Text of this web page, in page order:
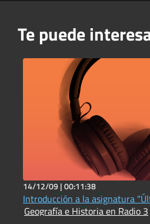
Te puede
14/12/09 |00:11:38
Introducción a la asignatura
Geografía e Historia en Radio 3